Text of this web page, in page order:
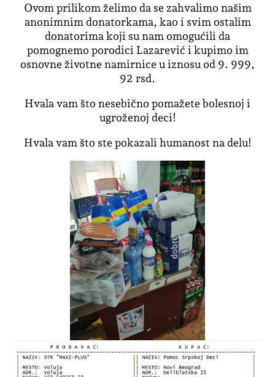
Ovom prilikom želimo da se zahvalimo našim
anonimnim donatorkama, kao i svim ostalim
donatorima koji su nam omogućili da
pomognemo porodici Lazarević i kupimo im
osnovne životne namirnice u iznosu od 9. 999,
92 rsd.
Hvala vam što nesebično pomažete bolesnoj i
ugroženoj deci!
Hvala vam što ste pokazali humanost na delu!